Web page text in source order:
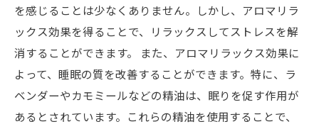
を感じることは少なくありません。しかし、アロマリラ
ックス効果を得ることで、リラックスしてストレスを解
消することができます。 また、アロマリラックス効果に
よって、睡眠の質を改善することができます。特に、ラ
ベンダーやカモミールなどの精油は、眠りを促す作用が
あるとされています。これらの精油を使用することで、